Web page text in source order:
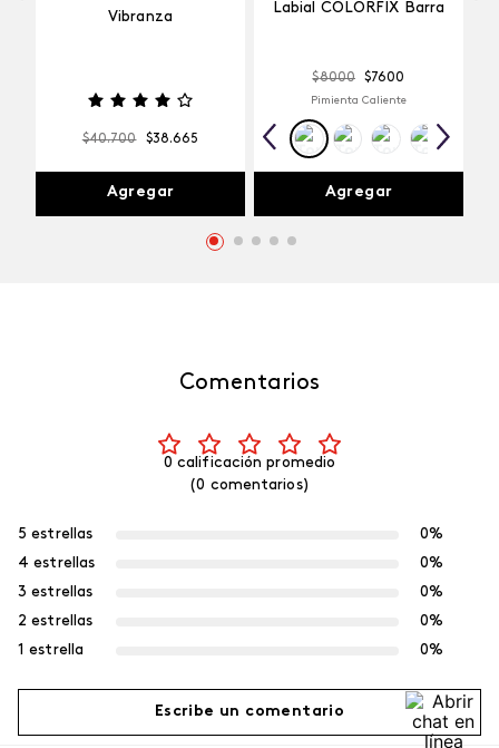
Vibranza
$40.700 $38.665
Agregar
Labial COLORFIX Barra
$8000 $7600
Pimienta Caliente
Agregar
Comentarios
0 calificación promedio
(0 comentarios)
5 estrellas
0%
4 estrellas
0%
3 estrellas
0%
2 estrellas
0%
1 estrella
0%
Escribe un comentario